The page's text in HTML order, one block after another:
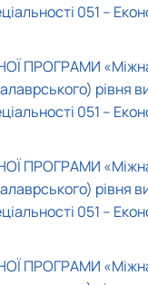
051 –
ПРОГРАМИ
рівня
051 –
ПРОГРАМИ
рівня
051 –
ПРОГРАМИ